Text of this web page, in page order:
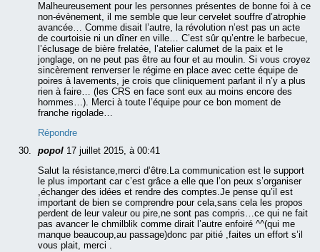
Malheureusement pour les personnes présentes de bonne foi à ce
non-évènement, il me semble que leur cervelet souffre d’atrophie
avancée… Comme disait l’autre, la révolution n’est pas un acte
de courtoisie ni un dîner en ville… C’est sûr qu’entre le barbecue,
l’éclusage de bière frelatée, l’atelier calumet de la paix et le
jonglage, on ne peut pas être au four et au moulin. Si vous croyez
sincèrement renverser le régime en place avec cette équipe de
poires à lavements, je crois que cliniquement parlant il n’y a plus
rien à faire… (les CRS en face sont eux au moins encore des
hommes…). Merci à toute l’équipe pour ce bon moment de
franche rigolade…
Répondre
popol 17 juillet 2015, à 00:41
Salut la résistance,merci d’être.La communication est le support
le plus important car c’est grâce a elle que l’on peux s’organiser
,échanger des idées et rendre des comptes.Je pense qu’il est
important de bien se comprendre pour cela,sans cela les propos
perdent de leur valeur ou pire,ne sont pas compris…ce qui ne fait
pas avancer le chmilblik comme dirait l’autre enfoiré ^^(qui me
manque beaucoup,au passage)donc par pitié ,faites un effort s’il
vous plait, merci .